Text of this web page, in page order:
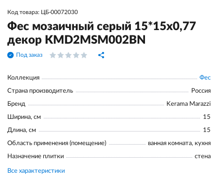
Код товара: ЦБ-00072030
Фес мозаичный серый 15*15x0,77
декор KMD2MSM002BN
Под заказ
Коллекция Фес
Страна производитель Россия
Бренд Kerama Marazzi
Ширина, см 15
Длина, см 15
Область применения (помещение) ванная комната, кухня
Назначение плитки стена
Все характеристики